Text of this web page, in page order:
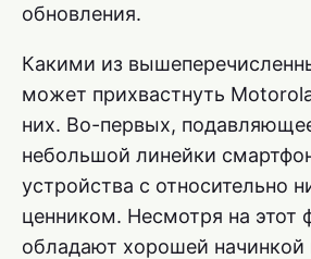
обновления.
Какими из
может прихвастнуть
них. Во-первых,
небольшой линейки
устройства с относительно
ценником. Несмотря на этот
обладают хорошей начинкой